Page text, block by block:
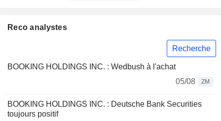
Reco analystes
Recherche
BOOKING HOLDINGS INC. : Wedbush à l'achat
05/08
ZM
BOOKING HOLDINGS INC. : Deutsche Bank Securities
toujours positif